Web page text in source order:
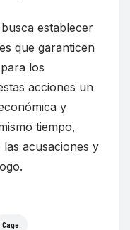
establecer
que garanticen
los
acciones un
y
tiempo,
acusaciones y
Cage